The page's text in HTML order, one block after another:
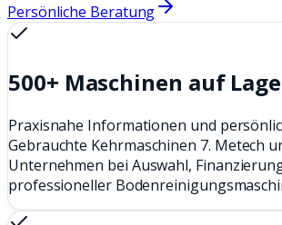
Persönliche Beratung
500+ Maschinen auf
Praxisnahe Informationen und
Gebrauchte Kehrmaschinen 7. Metech
Unternehmen bei Auswahl,
professioneller